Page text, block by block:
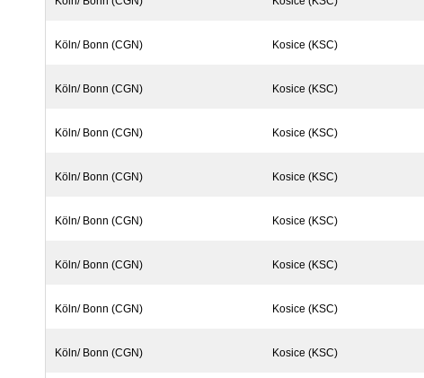
Köln/ Bonn (CGN) Kosice (KSC)
Köln/ Bonn (CGN) Kosice (KSC)
Köln/ Bonn (CGN) Kosice (KSC)
Köln/ Bonn (CGN) Kosice (KSC)
Köln/ Bonn (CGN) Kosice (KSC)
Köln/ Bonn (CGN) Kosice (KSC)
Köln/ Bonn (CGN) Kosice (KSC)
Köln/ Bonn (CGN) Kosice (KSC)